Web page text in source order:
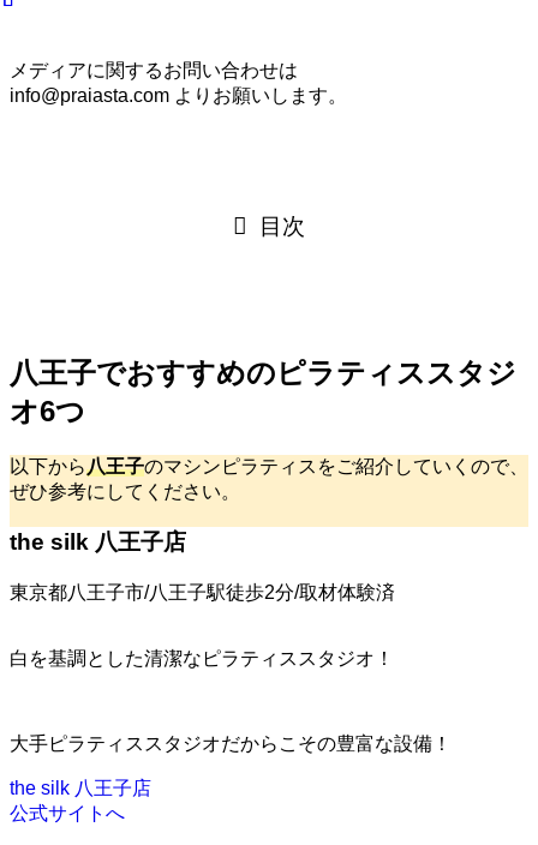
メディアに関するお問い合わせは
info@praiasta.com よりお願いします。
目次
八王子でおすすめのピラティススタジ
オ6つ
以下から八王子のマシンピラティスをご紹介していくので、
ぜひ参考にしてください。
the silk 八王子店
東京都八王子市/八王子駅徒歩2分/取材体験済
白を基調とした清潔なピラティススタジオ！
大手ピラティススタジオだからこその豊富な設備！
the silk 八王子店
公式サイトへ